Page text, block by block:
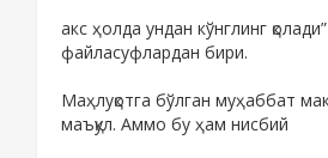
акс ҳолда ундан кўнглинг
файласуфлардан бири.
Маҳлуқотга бўлган муҳаббат
маъқул. Аммо бу ҳам нисбий